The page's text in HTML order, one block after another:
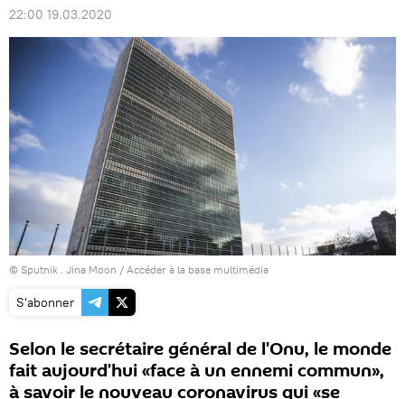
22:00 19.03.2020
© Sputnik . Jina Moon / Accéder à la base multimédia
S'abonner
Selon le secrétaire général de l'Onu, le monde
fait aujourd’hui «face à un ennemi commun»,
à savoir le nouveau coronavirus qui «se